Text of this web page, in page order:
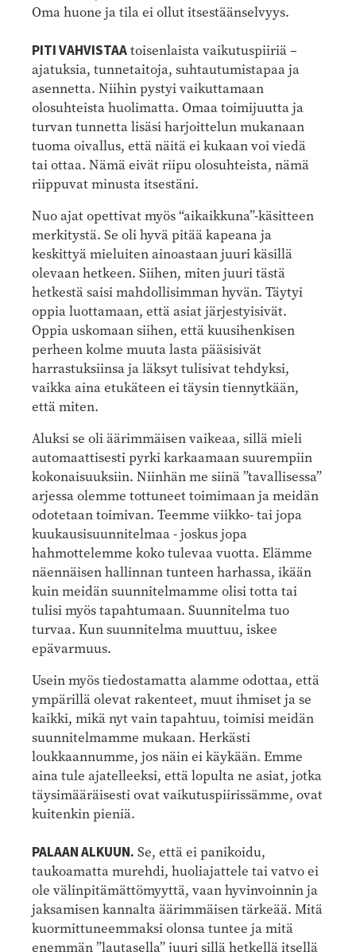
Oma huone ja tila ei ollut itsestäänselvyys.
PITI VAHVISTAAtoisenlaista vaikutuspiiriä –
ajatuksia, tunnetaitoja, suhtautumistapaa ja
asennetta. Niihin pystyi vaikuttamaan
olosuhteista huolimatta. Omaa toimijuutta ja
turvan tunnetta lisäsi harjoittelun mukanaan
tuoma oivallus, että näitä ei kukaan voi viedä
tai ottaa. Nämä eivät riipu olosuhteista, nämä
riippuvat minusta itsestäni.
Nuo ajat opettivat myös “aikaikkuna”-käsitteen
merkitystä. Se oli hyvä pitää kapeana ja
keskittyä mieluiten ainoastaan juuri käsillä
olevaan hetkeen. Siihen, miten juuri tästä
hetkestä saisi mahdollisimman hyvän. Täytyi
oppia luottamaan, että asiat järjestyisivät.
Oppia uskomaan siihen, että kuusihenkisen
perheen kolme muuta lasta pääsisivät
harrastuksiinsa ja läksyt tulisivat tehdyksi,
vaikka aina etukäteen ei täysin tiennytkään,
että miten.
Aluksi se oli äärimmäisen vaikeaa, sillä mieli
automaattisesti pyrki karkaamaan suurempiin
kokonaisuuksiin. Niinhän me siinä ”tavallisessa”
arjessa olemme tottuneet toimimaan ja meidän
odotetaan toimivan. Teemme viikko- tai jopa
kuukausisuunnitelmaa - joskus jopa
hahmottelemme koko tulevaa vuotta. Elämme
näennäisen hallinnan tunteen harhassa, ikään
kuin meidän suunnitelmamme olisi totta tai
tulisi myös tapahtumaan. Suunnitelma tuo
turvaa. Kun suunnitelma muuttuu, iskee
epävarmuus.
Usein myös tiedostamatta alamme odottaa, että
ympärillä olevat rakenteet, muut ihmiset ja se
kaikki, mikä nyt vain tapahtuu, toimisi meidän
suunnitelmamme mukaan. Herkästi
loukkaannumme, jos näin ei käykään. Emme
aina tule ajatelleeksi, että lopulta ne asiat, jotka
täysimääräisesti ovat vaikutuspiirissämme, ovat
kuitenkin pieniä.
PALAAN ALKUUN. Se, että ei panikoidu,
taukoamatta murehdi, huoliajattele tai vatvo ei
ole välinpitämättömyyttä, vaan hyvinvoinnin ja
jaksamisen kannalta äärimmäisen tärkeää. Mitä
kuormittuneemmaksi olonsa tuntee ja mitä
enemmän ”lautasella” juuri sillä hetkellä itsellä